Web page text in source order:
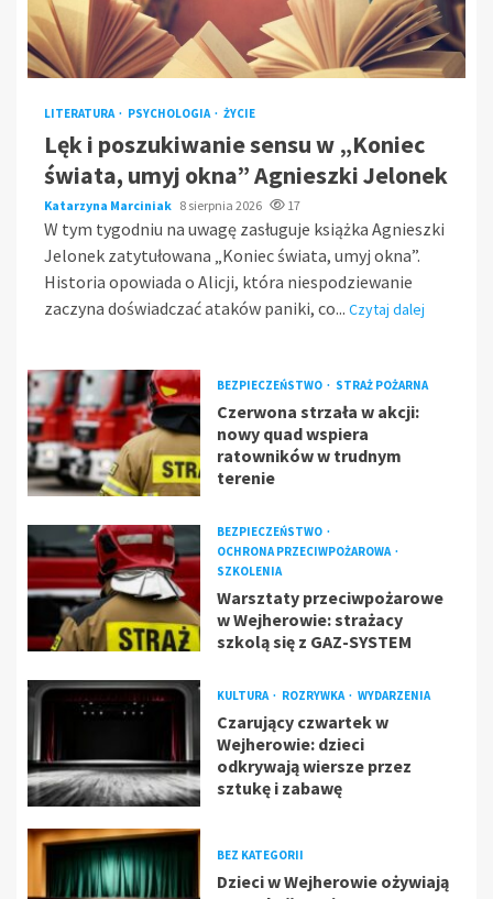
LITERATURA PSYCHOLOGIA ŻYCIE
Lęk i poszukiwanie sensu w „Koniec
świata, umyj okna” Agnieszki Jelonek
Katarzyna Marciniak 8 sierpnia 2026 17
W tym tygodniu na uwagę zasługuje książka Agnieszki
Jelonek zatytułowana „Koniec świata, umyj okna”.
Historia opowiada o Alicji, która niespodziewanie
zaczyna doświadczać ataków paniki, co... Czytaj dalej
BEZPIECZEŃSTWO STRAŻ POŻARNA
Czerwona strzała w akcji:
nowy quad wspiera
ratowników w trudnym
terenie
BEZPIECZEŃSTWO
OCHRONA PRZECIWPOŻAROWA
SZKOLENIA
Warsztaty przeciwpożarowe
w Wejherowie: strażacy
szkolą się z GAZ-SYSTEM
KULTURA ROZRYWKA WYDARZENIA
Czarujący czwartek w
Wejherowie: dzieci
odkrywają wiersze przez
sztukę i zabawę
BEZ KATEGORII
Dzieci w Wejherowie ożywiają